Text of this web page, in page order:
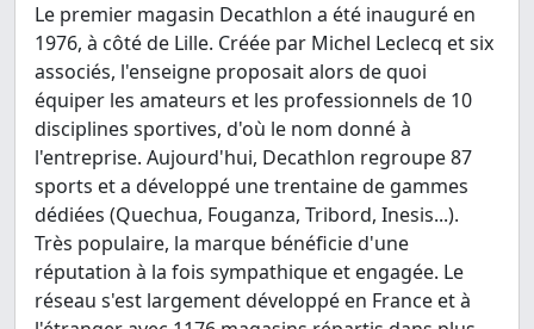
Le premier magasin Decathlon a été inauguré en
1976, à côté de Lille. Créée par Michel Leclecq et six
associés, l'enseigne proposait alors de quoi
équiper les amateurs et les professionnels de 10
disciplines sportives, d'où le nom donné à
l'entreprise. Aujourd'hui, Decathlon regroupe 87
sports et a développé une trentaine de gammes
dédiées (Quechua, Fouganza, Tribord, Inesis...).
Très populaire, la marque bénéficie d'une
réputation à la fois sympathique et engagée. Le
réseau s'est largement développé en France et à